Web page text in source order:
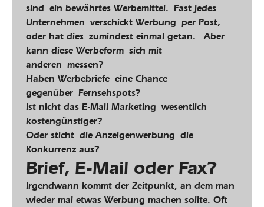
sind ein bewährtes Werbemittel. Fast jedes
Unternehmen verschickt Werbung per Post,
oder hat dies zumindest einmal getan. Aber
kann diese Werbeform sich mit
anderen messen?
Haben Werbebriefe eine Chance
gegenüber Fernsehspots?
Ist nicht das E-Mail Marketing wesentlich
kostengünstiger?
Oder sticht die Anzeigenwerbung die
Konkurrenz aus?
Brief, E-Mail oder Fax?
Irgendwann kommt der Zeitpunkt, an dem man
wieder mal etwas Werbung machen sollte. Oft